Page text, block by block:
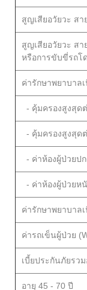
สูญเสียอวัยวะ สา
สูญเสียอวัยวะ สา
หรือการขับขี่รถโ
ค่ารักษาพยาบาล
- คุ้มครองสูงสุด
- คุ้มครองสูงสุด
- ค่าห้องผู้ป่วยป
- ค่าห้องผู้ป่วยห
ค่ารักษาพยาบาล
ค่ารถเข็นผู้ป่วย
เบี้ยประกันภัยรว
อายุ 45 - 70 ปี